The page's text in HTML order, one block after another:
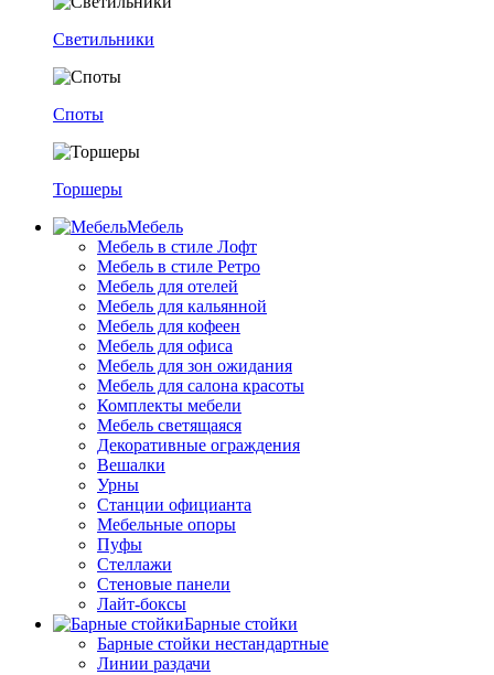
Светильники
Споты
Торшеры
Мебель
Мебель в стиле Лофт
Мебель в стиле Ретро
Мебель для отелей
Мебель для кальянной
Мебель для кофеен
Мебель для офиса
Мебель для зон ожидания
Мебель для салона красоты
Комплекты мебели
Мебель светящаяся
Декоративные ограждения
Вешалки
Урны
Станции официанта
Мебельные опоры
Пуфы
Стеллажи
Стеновые панели
Лайт-боксы
Барные стойки
Барные стойки нестандартные
Линии раздачи